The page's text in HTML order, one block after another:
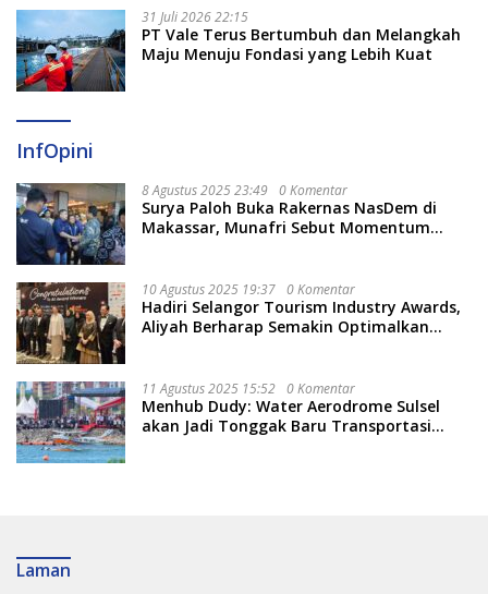
31 Juli 2026 22:15
PT Vale Terus Bertumbuh dan Melangkah
Maju Menuju Fondasi yang Lebih Kuat
InfOpini
8 Agustus 2025 23:49 0 Komentar
Surya Paloh Buka Rakernas NasDem di
Makassar, Munafri Sebut Momentum
10 Agustus 2025 19:37 0 Komentar
Hadiri Selangor Tourism Industry Awards,
Aliyah Berharap Semakin Optimalkan
11 Agustus 2025 15:52 0 Komentar
Menhub Dudy: Water Aerodrome Sulsel
akan Jadi Tonggak Baru Transportasi
Laman